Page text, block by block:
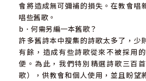
會將造成無可彌補的損失。在教會唱
唱些舊歌。
b．何需另編一本舊歌？
許多舊詩本中搜集的詩歌太多了，少
有餘，造成有些詩歌從來不被採用
便。為此，我們特別精選詩歌三百
歌），供教會和個人使用，並且盼望